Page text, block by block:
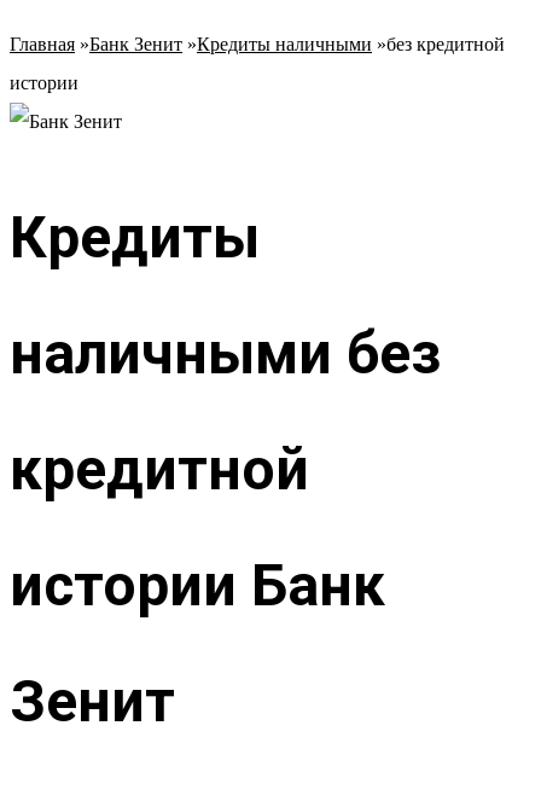
Главная »Банк Зенит »Кредиты наличными »без кредитной
истории
Кредиты
наличными без
кредитной
истории Банк
Зенит